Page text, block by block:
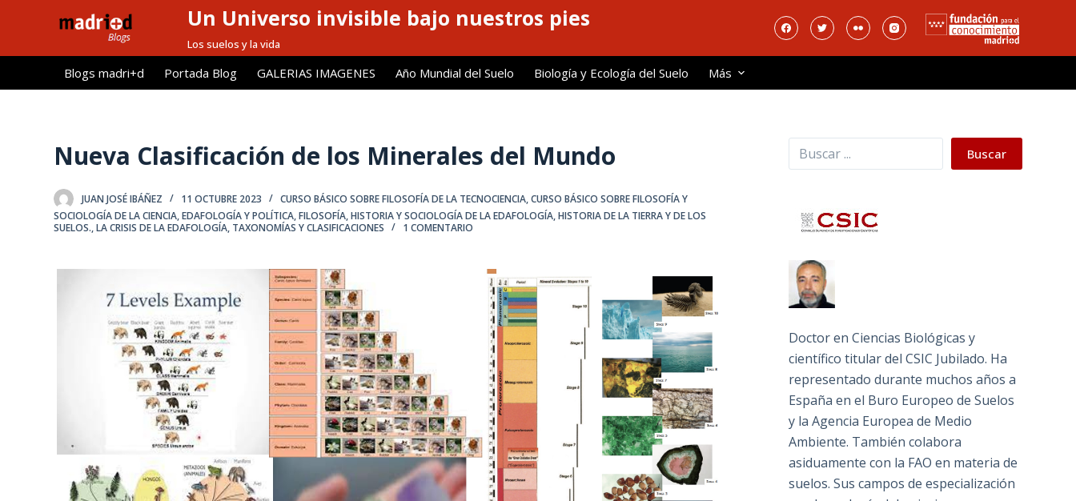
l
Un Universo invisible bajo nuestros pies
Los suelos y la vida
Blogs madri+d Portada Blog GALERIAS IMAGENES Año Mundial del Suelo Biología y Ecología del Suelo Más
Nueva Clasificación de los Minerales del Mundo
JUAN JOSÉ IBÁÑEZ 11 OCTUBRE 2023 CURSO BÁSICO SOBRE FILOSOFÍA DE LA TECNOCIENCIA,CURSO BÁSICO SOBRE FILOSOFÍA Y
SOCIOLOGÍA DE LA CIENCIA,EDAFOLOGÍA Y POLÍTICA,FILOSOFÍA, HISTORIA Y SOCIOLOGÍA DE LA EDAFOLOGÍA,HISTORIA DE LA TIERRA Y DE LOS
SUELOS.,LA CRISIS DE LA EDAFOLOGÍA, TAXONOMÍAS Y CLASIFICACIONES 1 COMENTARIO
Buscar Buscar
Doctor en Ciencias Biológicas y
científico titular del CSIC Jubilado. Ha
representado durante muchos años a
España en el Buro Europeo de Suelos
y la Agencia Europea de Medio
Ambiente. También colabora
asiduamente con la FAO en materia de
suelos. Sus campos de especialización